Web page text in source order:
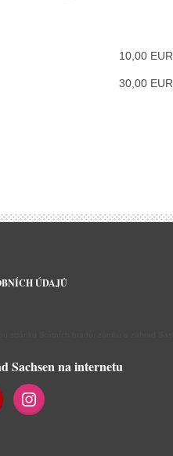
10,00 EUR
30,00 EUR
ÚDAJŮ
Sachsen na internetu